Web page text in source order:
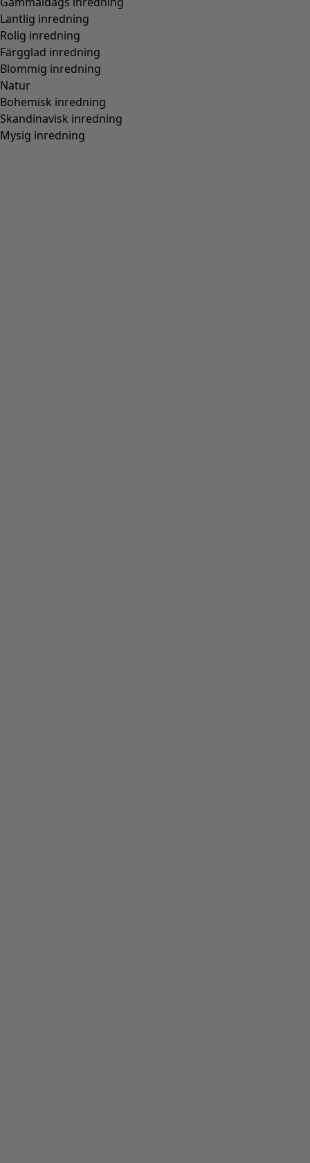
Lantlig inredning
Rolig inredning
Färgglad inredning
Blommig inredning
Natur
Bohemisk inredning
Skandinavisk inredning
Mysig inredning